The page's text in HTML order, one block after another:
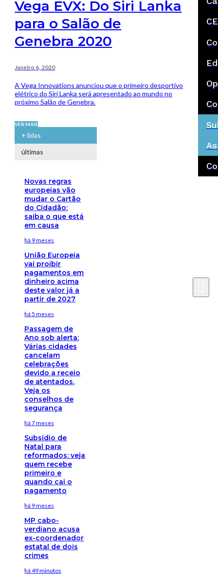
Vega EVX: Do Siri Lanka
para o Salão de
Genebra 2020
Janeiro 6, 2020
A Vega Innovations anunciou que o primeiro desportivo
elétrico do Siri Lanka será apresentado ao mundo no
próximo Salão de Genebra.
VER MAIS
+ lidas
últimas
Novas regras
europeias vão
mudar o Cartão
do Cidadão:
saiba o que está
em causa
há 9 meses
União Europeia
vai proibir
pagamentos em
dinheiro acima
deste valor já a
partir de 2027
há 5 meses
Passagem de
Ano sob alerta:
Várias cidades
cancelam
celebrações
devido a receio
de atentados.
Veja os
conselhos de
segurança
há 7 meses
Subsídio de
Natal para
reformados: veja
quem recebe
primeiro e
quando cai o
pagamento
há 9 meses
MP cabo-
verdiano acusa
ex-coordenador
estatal de dois
crimes
há 49 minutos